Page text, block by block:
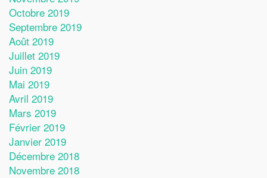
Octobre 2019
Septembre 2019
Août 2019
Juillet 2019
Juin 2019
Mai 2019
Avril 2019
Mars 2019
Février 2019
Janvier 2019
Décembre 2018
Novembre 2018